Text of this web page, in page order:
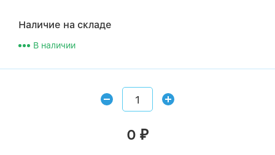
Наличие на складе
В наличии
0 ₽